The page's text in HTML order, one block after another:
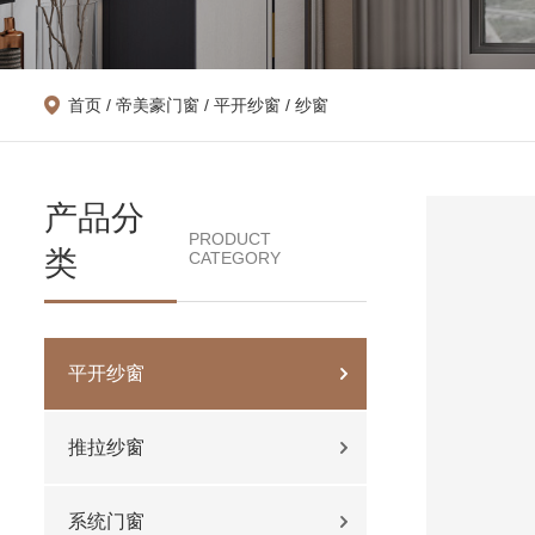
首页 / 帝美豪门窗 / 平开纱窗 / 纱窗
产品分
类
PRODUCT
CATEGORY
平开纱窗
推拉纱窗
系统门窗